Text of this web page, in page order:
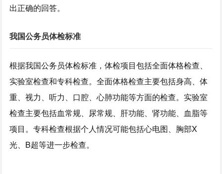
出正确的回答。
我国公务员体检标准
根据我国公务员体检标准，体检项目包括全面体格检查、
实验室检查和专科检查。全面体格检查主要包括身高、体
重、视力、听力、口腔、心肺功能等方面的检查。实验室
检查主要包括血常规、尿常规、肝功能、肾功能、血脂等
项目。专科检查根据个人情况可能包括心电图、胸部X
光、B超等进一步检查。